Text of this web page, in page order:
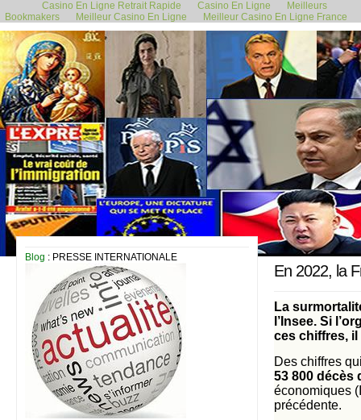
Casino En Ligne Retrait Rapide Casino En Ligne
Meilleurs
Bookmakers
Meilleur Casino En Ligne Meilleur Casino En Ligne France
Blog : PRESSE INTERNATIONALE 2 août 2023
En 2022, la
La
l’Insee. Si
ces chiffres,
Des chiffres
53 800 décès
économiques
précédente.